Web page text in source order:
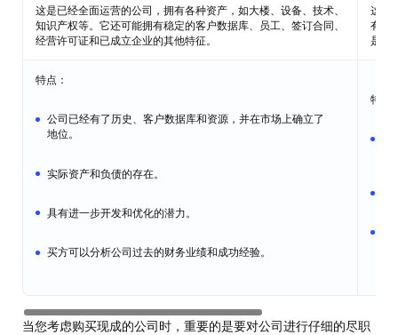
这是已经全面运营的公司，拥有各种资产，如大楼、设备、技术、
知识产权等。它还可能拥有稳定的客户数据库、员工、签订合同、
经营许可证和已成立企业的其他特征。
这种
有法
是为
特点：
公司已经有了历史、客户数据库和资源，并在市场上确立了
地位。
实际资产和负债的存在。
具有进一步开发和优化的潜力。
买方可以分析公司过去的财务业绩和成功经验。
特点
当您考虑购买现成的公司时，重要的是要对公司进行仔细的尽职